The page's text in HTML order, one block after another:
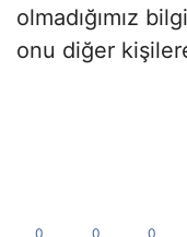
olmadığımız
onu diğer